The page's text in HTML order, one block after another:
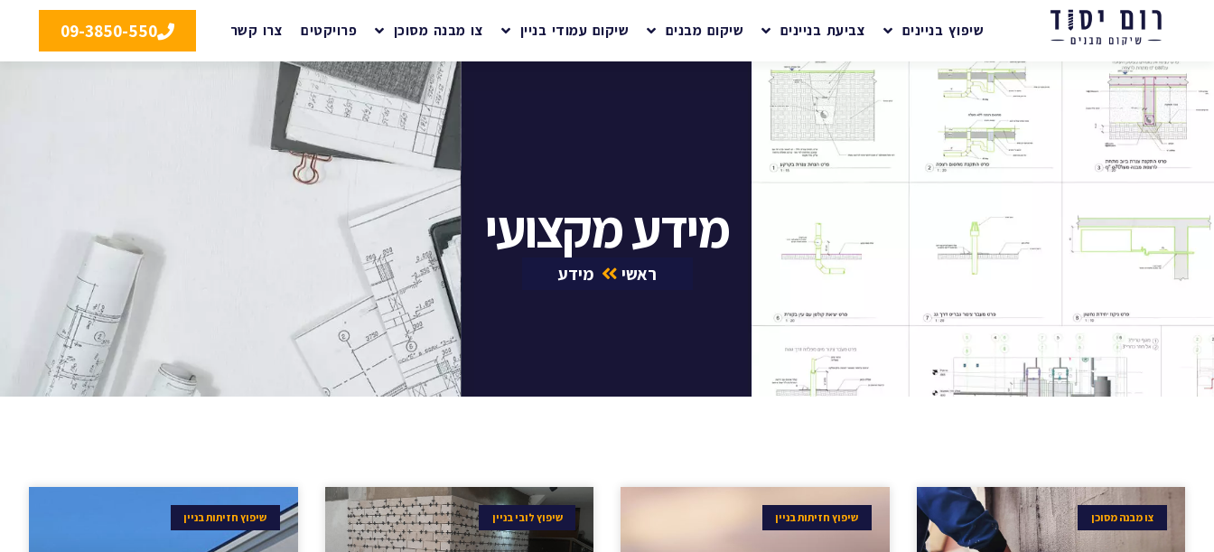
שיפוץ בניינים צביעת בניינים שיקום מבנים שיקום עמודי בניין צו מבנה מסוכן פרויקטים צרו קשר 09-3850-550
מידע מקצועי
ראשי מידע
צו מבנה מסוכן שיפוץ חזיתות בניין שיפוץ לובי בניין שיפוץ חזיתות בניין